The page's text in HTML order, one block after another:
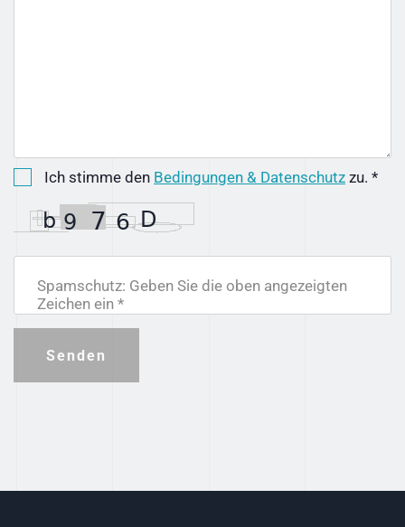
Ich stimme den Bedingungen & Datenschutz zu. *
Spamschutz: Geben Sie die oben angezeigten
Zeichen ein *
Senden